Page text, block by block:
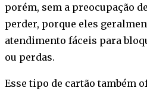
porém, sem a preocupação
perder, porque eles
atendimento fáceis para
ou perdas.
Esse tipo de cartão também